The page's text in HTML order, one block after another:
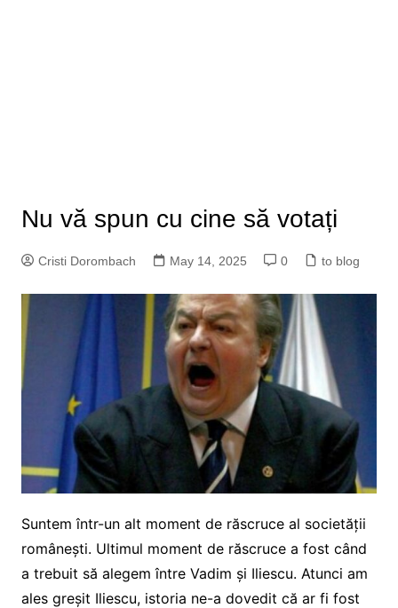
Nu vă spun cu cine să votați
Cristi Dorombach May 14, 2025 0 to blog
Suntem într-un alt moment de răscruce al societății
românești. Ultimul moment de răscruce a fost când
a trebuit să alegem între Vadim și Iliescu. Atunci am
ales greșit Iliescu, istoria ne-a dovedit că ar fi fost